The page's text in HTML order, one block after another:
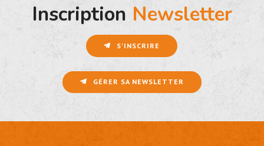
S'INSCRIRE
GÉRER SA NEWSLETTER
Inscription Newsletter